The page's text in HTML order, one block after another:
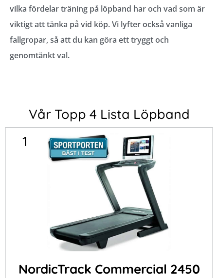
vilka fördelar träning på löpband har och vad som är
viktigt att tänka på vid köp. Vi lyfter också vanliga
fallgropar, så att du kan göra ett tryggt och
genomtänkt val.
Vår Topp 4 Lista Löpband
1
NordicTrack Commercial 2450